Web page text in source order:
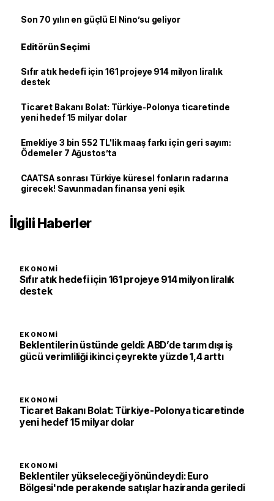
Son 70 yılın en güçlü El Nino’su geliyor
Editörün Seçimi
Sıfır atık hedefi için 161 projeye 914 milyon liralık
destek
Ticaret Bakanı Bolat: Türkiye-Polonya ticaretinde
yeni hedef 15 milyar dolar
Emekliye 3 bin 552 TL'lik maaş farkı için geri sayım:
Ödemeler 7 Ağustos’ta
CAATSA sonrası Türkiye küresel fonların radarına
girecek! Savunmadan finansa yeni eşik
İlgili Haberler
EKONOMI
Sıfır atık hedefi için 161 projeye 914 milyon liralık
destek
EKONOMI
Beklentilerin üstünde geldi: ABD’de tarım dışı iş
gücü verimliliği ikinci çeyrekte yüzde 1,4 arttı
EKONOMI
Ticaret Bakanı Bolat: Türkiye-Polonya ticaretinde
yeni hedef 15 milyar dolar
EKONOMI
Beklentiler yükseleceği yönündeydi: Euro
Bölgesi'nde perakende satışlar haziranda geriledi